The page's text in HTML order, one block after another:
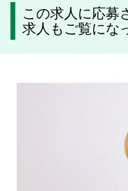
この求人に応募
求人もご覧にな